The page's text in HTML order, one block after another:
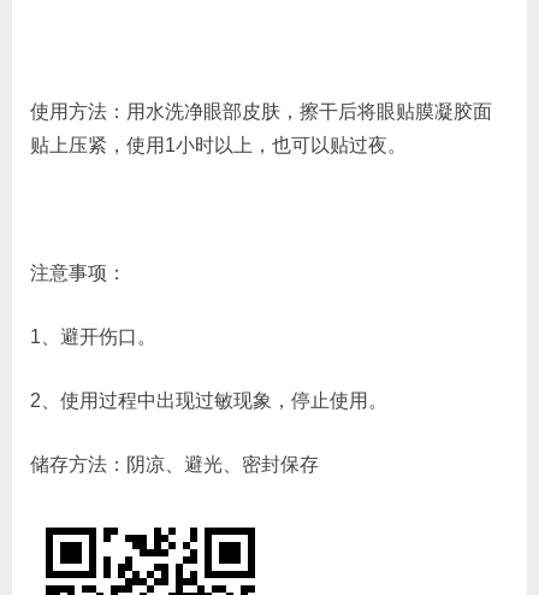
使用方法：用水洗净眼部皮肤，擦干后将眼贴膜凝胶面
贴上压紧，使用1小时以上，也可以贴过夜。
注意事项：
1、避开伤口。
2、使用过程中出现过敏现象，停止使用。
储存方法：阴凉、避光、密封保存